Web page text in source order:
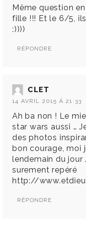
Même question
fille !!! Et le 6/5,
:))))
RÉPONDRE
CLET
14 AVRIL 2015 À 21:33
Ah ba non ! Le
star wars aussi …
des photos
bon courage, moi
lendemain du jour
surement repéré
http://
RÉPONDRE